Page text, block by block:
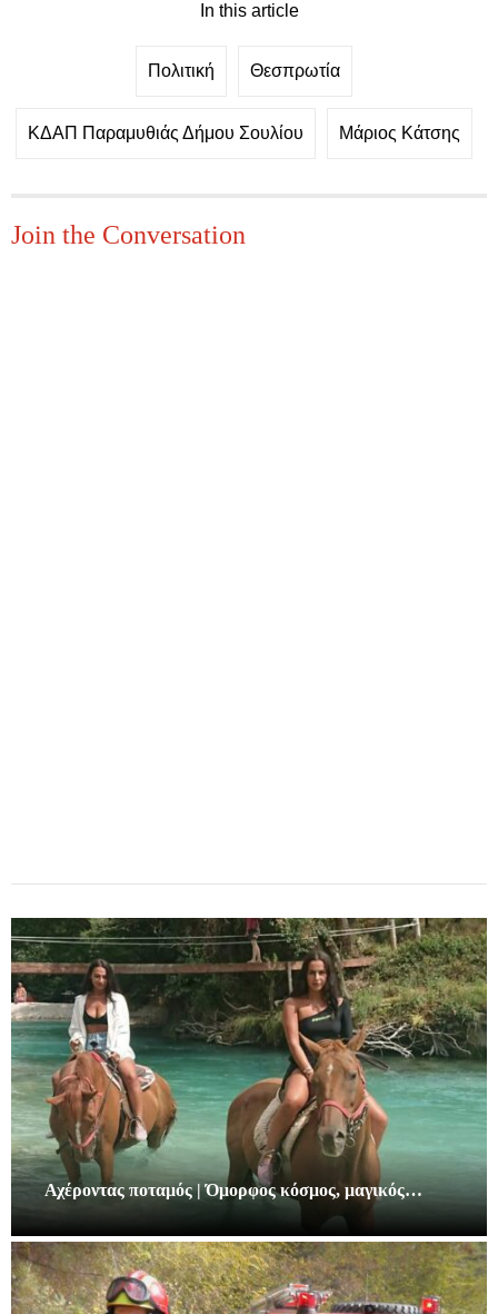
In this article
Πολιτική Θεσπρωτία
ΚΔΑΠ Παραμυθιάς Δήμου Σουλίου Μάριος Κάτσης
Join the Conversation
Αχέροντας ποταμός | Όμορφος κόσμος, μαγικός…